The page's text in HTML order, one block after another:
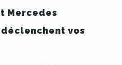
Mercedes
vos